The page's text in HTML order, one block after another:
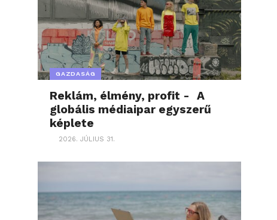
GAZDASÁG
Reklám, élmény, profit - A
globális médiaipar egyszerű
képlete
2026. JÚLIUS 31.